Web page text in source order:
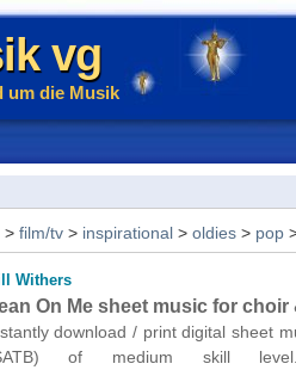
vg
um die Musik
> film/tv> inspirational> oldies> pop
Withers
On Me sheet music for choir
download / print digital sheet
of medium skill